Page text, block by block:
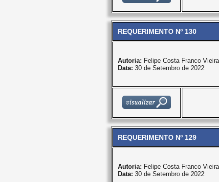
REQUERIMENTO Nº 130
Autoria: Felipe Costa Franco Vieira
Data: 30 de Setembro de 2022
REQUERIMENTO Nº 129
Autoria: Felipe Costa Franco Vieira
Data: 30 de Setembro de 2022